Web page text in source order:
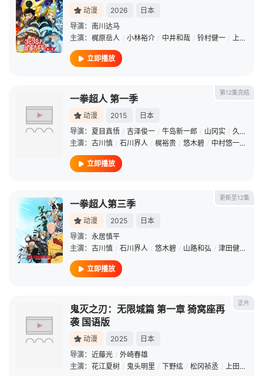
动漫 2026
日本
导演： 南川达马
主演： 梶原岳人 / 小林裕介 / 中井和哉 / 铃村健一 / 上条沙惠子
立即播放
第12集完结
一拳超人 第一季
动漫 2015
日本
导演： 夏目真悟 / 吉泽俊一 / 牛岛新一郎 / 山冈实 / 久木晃嗣
主演： 古川慎 / 石川界人 / 梶裕贵 / 悠木碧 / 中村悠一 /
立即播放
更新至12集
一拳超人第三季
动漫 2025
日本
导演： 永居慎平
主演： 古川慎 / 石川界人 / 悠木碧 / 山路和弘 / 津田健次郎
立即播放
正片
鬼灭之刃：无限城篇 第一章 猗窝座再
袭 国语版
动漫 2025
日本
导演： 近藤光 / 外崎春雄
主演： 花江夏树 / 鬼头明里 / 下野纮 / 松冈祯丞 / 上田丽奈